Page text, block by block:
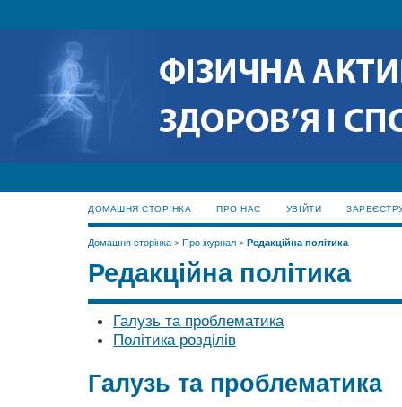
ДОМАШНЯ СТОРІНКА ПРО НАС УВІЙТИ
Домашня сторінка > Про журнал > Редакційна політика
Редакційна політика
Галузь та проблематика
Політика розділів
Галузь та проблематика